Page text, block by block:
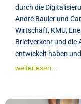
durch die
André Bauler und
Wirtschaft, KMU,
Briefverkehr und die
entwickelt haben
weiterlesen...